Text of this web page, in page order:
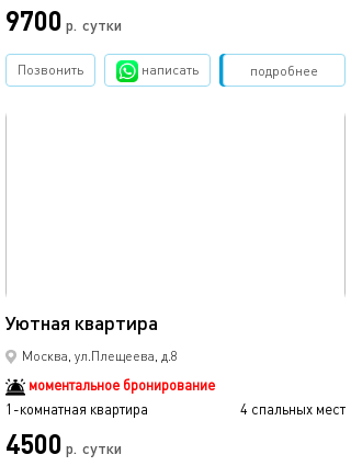
9700 р. сутки
подробнее
Позвонить написать Забронировать
Уютная квартира
Москва, ул.Плещеева, д.8
моментальное бронирование
1-комнатная квартира
4 спальных мест
4500 р. сутки